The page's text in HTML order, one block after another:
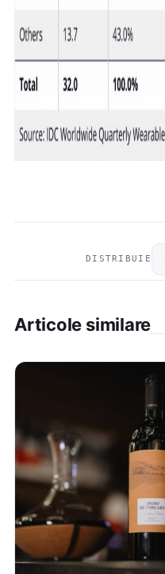
DISTRIBUIE
Articole similare